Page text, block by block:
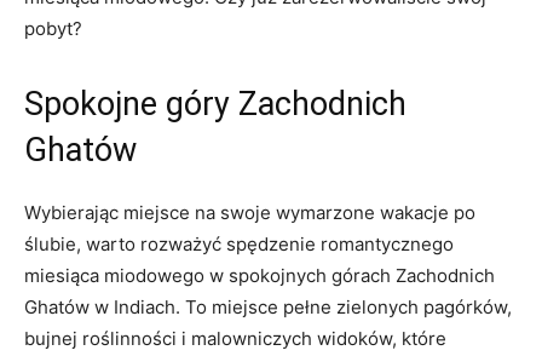
pobyt?
Spokojne góry ⁢Zachodnich
Ghatów
Wybierając miejsce na swoje⁢ wymarzone wakacje‌ po
ślubie, warto rozważyć spędzenie romantycznego
miesiąca miodowego w spokojnych ‍górach Zachodnich
Ghatów w Indiach. To miejsce pełne zielonych pagórków,‍
bujnej roślinności i malowniczych widoków,⁣ które